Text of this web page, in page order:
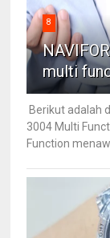
8
multi
Berikut adalah
3004 Multi
Function